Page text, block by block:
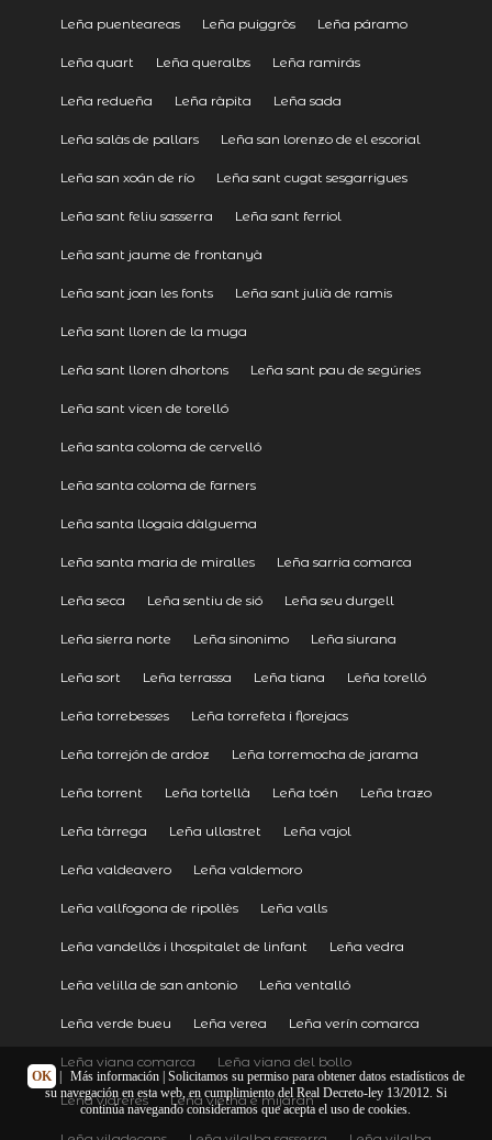
Leña puenteareas Leña puiggròs Leña páramo
Leña quart Leña queralbs Leña ramirás
Leña redueña Leña ràpita Leña sada
Leña salàs de pallars Leña san lorenzo de el escorial
Leña san xoán de río Leña sant cugat sesgarrigues
Leña sant feliu sasserra Leña sant ferriol
Leña sant jaume de frontanyà
Leña sant joan les fonts Leña sant julià de ramis
Leña sant lloren de la muga
Leña sant lloren dhortons Leña sant pau de segúries
Leña sant vicen de torelló
Leña santa coloma de cervelló
Leña santa coloma de farners
Leña santa llogaia dàlguema
Leña santa maria de miralles Leña sarria comarca
Leña seca Leña sentiu de sió Leña seu durgell
Leña sierra norte Leña sinonimo Leña siurana
Leña sort Leña terrassa Leña tiana Leña torelló
Leña torrebesses Leña torrefeta i florejacs
Leña torrejón de ardoz Leña torremocha de jarama
Leña torrent Leña tortellà Leña toén Leña trazo
Leña tàrrega Leña ullastret Leña vajol
Leña valdeavero Leña valdemoro
Leña vallfogona de ripollès Leña valls
Leña vandellòs i lhospitalet de linfant Leña vedra
Leña velilla de san antonio Leña ventalló
Leña verde bueu Leña verea Leña verín comarca
Leña viana comarca Leña viana del bollo
Leña vidreres Leña vielha e mijaran
OK Más información| Solicitamos su permiso para obtener datos estadísticos de
su navegación en esta web, en cumplimiento del Real Decreto-ley 13/2012. Si
continúa navegando consideramos que acepta el uso de cookies.